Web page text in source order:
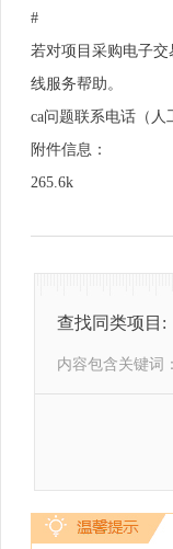
#
若对项目采购电子
线服务帮助。
ca问题联系电话（人
附件信息：
265.6k
查找同类项目:
内容包含关键词：